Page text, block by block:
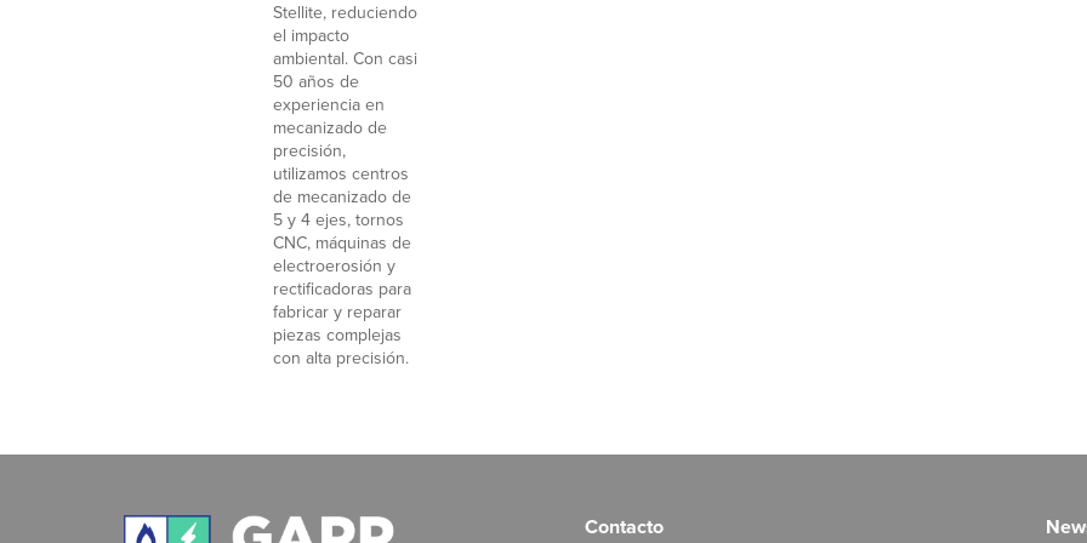
Stellite, reduciendo
el impacto
ambiental. Con casi
50 años de
experiencia en
mecanizado de
precisión,
utilizamos centros
de mecanizado de
5 y 4 ejes, tornos
CNC, máquinas de
electroerosión y
rectificadoras para
fabricar y reparar
piezas complejas
con alta precisión.
Contacto